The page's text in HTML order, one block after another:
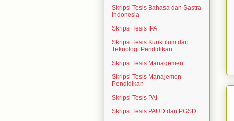
Skripsi Tesis Bahasa dan Sastra
Indonesia
Skripsi Tesis IPA
Skripsi Tesis Kurikulum dan
Teknologi Pendidikan
Skripsi Tesis Managemen
Skripsi Tesis Manajemen
Pendidikan
Skripsi Tesis PAI
Skripsi Tesis PAUD dan PGSD